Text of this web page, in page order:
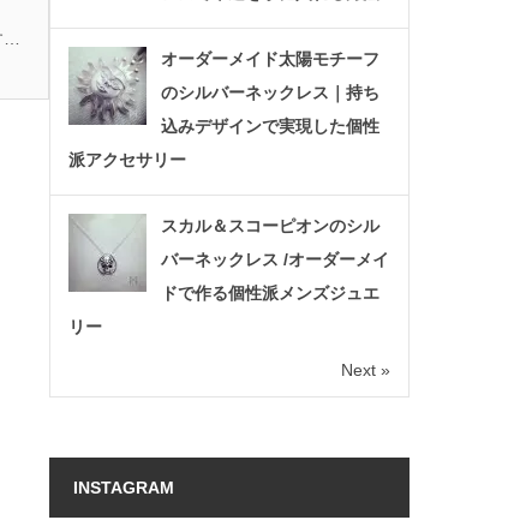
オーダーメイド太陽モチーフ
のシルバーネックレス｜持ち
込みデザインで実現した個性
派アクセサリー
スカル＆スコーピオンのシル
バーネックレス /オーダーメイ
ドで作る個性派メンズジュエ
リー
Next »
INSTAGRAM